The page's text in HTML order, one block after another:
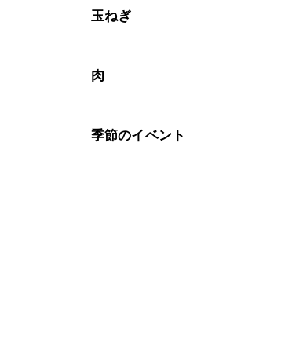
玉ねぎ
肉
季節のイベント